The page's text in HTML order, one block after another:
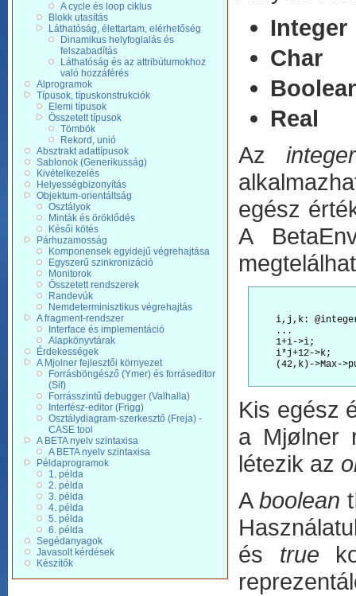
A cycle és loop ciklus
Blokk utasítás
Láthatóság, élettartam, elérhetőség
Dinamikus helyfoglalás és
felszabadítás
Láthatóság és az attribútumokhoz
való hozzáférés
Alprogramok
Típusok, típuskonstrukciók
Elemi típusok
Összetett típusok
Tömbök
Rekord, unió
Absztrakt adattípusok
Sablonok (Generikusság)
Kivételkezelés
Helyességbizonyítás
Objektum-orientáltság
Osztályok
Minták és öröklődés
Késői kötés
Párhuzamosság
Komponensek egyidejű végrehajtása
Egyszerű szinkronizáció
Monitorok
Összetett rendszerek
Randevúk
Nemdeterminisztikus végrehajtás
A fragment-rendszer
Interface és implementáció
Alapkönyvtárak
Érdekességek
A Mjolner fejlesztői környezet
Forrásböngésző (Ymer) és forráseditor
(Sif)
Forrásszintű debugger (Valhalla)
Interfész-editor (Frigg)
Osztálydiagram-szerkesztő (Freja) -
CASE tool
A BETA nyelv szintaxisa
A BETA nyelv szintaxisa
Példaprogramok
1. példa
2. példa
3. példa
4. példa
5. példa
6. példa
Segédanyagok
Javasolt kérdések
Készítők
Integer
Char
Real
Az integer
egész
A
i,j,k:
    ...
    1+i->i;
    i*j+12->k;
(42,k)->Max-
Kis egész
a Mjølner
létezik az
A boolean
és true